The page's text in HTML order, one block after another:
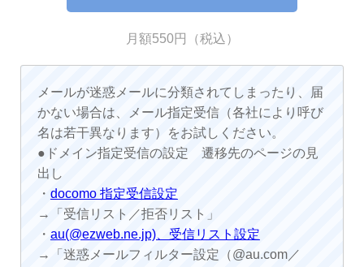
月額550円（税込）
メールが迷惑メールに分類されてしまったり、届
かない場合は、メール指定受信（各社により呼び
名は若干異なります）をお試しください。
●ドメイン指定受信の設定 遷移先のページの見
出し
・ docomo 指定受信設定
→「受信リスト／拒否リスト」
・ au(@ezweb.ne.jp)、受信リスト設定
→「迷惑メールフィルター設定（@au.com／